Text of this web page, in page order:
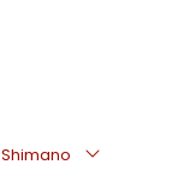
Shimano